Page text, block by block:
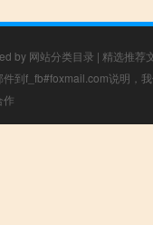
by 网站分类目录 | 精选推荐
到f_fb#foxmail.com说明，
作